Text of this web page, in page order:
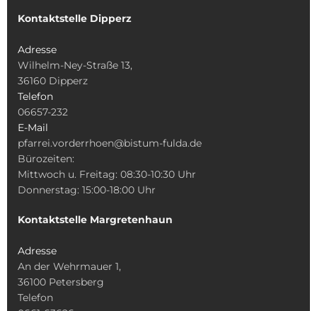
Kontaktstelle Dipperz
Adresse
Wilhelm-Ney-Straße 13,
36160 Dipperz
Telefon
06657-232
E-Mail
pfarrei.vorderrhoen@bistum-fulda.de
Bürozeiten:
Mittwoch u. Freitag: 08:30-10:30 Uhr
Donnerstag: 15:00-18:00 Uhr
Kontaktstelle Margretenhaun
Adresse
An der Wehrmauer 1,
36100 Petersberg
Telefon